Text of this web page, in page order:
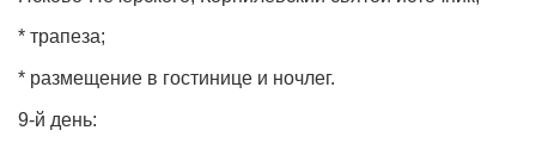
* трапеза;
* размещение в гостинице и ночлег.
9‑й день: